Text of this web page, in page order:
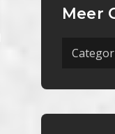
Meer
Meer